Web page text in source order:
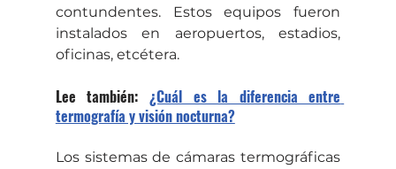
contundentes. Estos equipos fueron
instalados en aeropuertos, estadios,
oficinas, etcétera.
Lee también: ¿Cuál es la diferencia entre
termografía y visión nocturna?
Los sistemas de cámaras termográficas